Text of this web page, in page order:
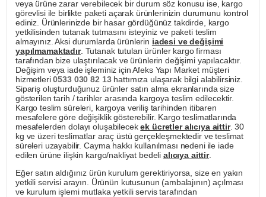
veya ürüne zarar verebilecek bir durum söz konusu ise, kargo
görevlisi ile birlikte paketi açarak ürünlerinizin durumunu kontrol
ediniz. Ürünlerinizde bir hasar gördüğünüz takdirde, kargo
yetkilisinden tutanak tutmasını isteyiniz ve paketi teslim
almayınız. Aksi durumlarda ürünlerin iadesi ve değişimi
yapılmamaktadır. Tutanak tutulan ürünler kargo firması
tarafından bize ulaştırılacak ve ürünlerin değişimi yapılacaktır.
Değişim veya iade işleminiz için Afeks Yapı Market müşteri
hizmetleri0533 030 82 13hattımıza ulaşarak bilgi alabilirsiniz.
Sipariş oluşturduğunuz ürünler satın alma ekranlarında size
gösterilen tarih / tarihler arasında kargoya teslim edilecektir.
Kargo teslim süreleri, kargoya veriliş tarihinden itibaren
mesafelere göre değişiklik gösterebilir. Kargo teslimatlarında
mesafelerden dolayı oluşabilecekek ücretler alıcıya aittir. 30
kg ve üzeri teslimatlar araç üstü gerçekleşmektedir ve teslimat
süreleri uzayabilir. Cayma hakkı kullanılması nedeni ile iade
edilen ürüne ilişkin kargo/nakliyat bedeli alıcıya aittir.
Eğer satın aldığınız ürün kurulum gerektiriyorsa, size en yakın
yetkili servisi arayın. Ürünün kutusunun (ambalajının) açılması
ve kurulum işlemi mutlaka yetkili servis tarafından